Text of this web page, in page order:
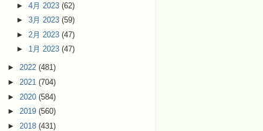
►4月 2023(62)
►3月 2023(59)
► 2月 2023(47)
► 1月 2023(47)
► 2022 (481)
► 2021 (704)
► 2020 (584)
► 2019 (560)
► 2018 (431)